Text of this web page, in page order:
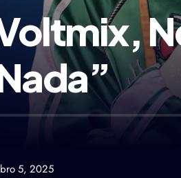
5, 2025